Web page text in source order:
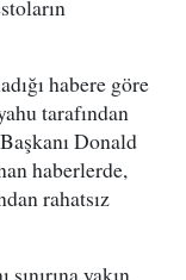
habere göre
tarafından
Donald
haberlerde,
rahatsız
yakın